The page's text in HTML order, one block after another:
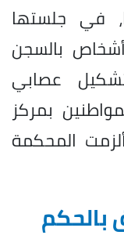
في جلستها
المنعقدة اليوم، بمعاقبة 5 أشخاص بالسجن
تشكيل عصابي
بمركز
2025، كما ألزمت المحكمة
بالحكم